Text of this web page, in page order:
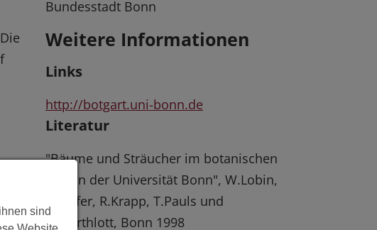
Bundesstadt Bonn
Weitere Informationen
Links
http://botgart.uni-bonn.de
Literatur
"Bäume und Sträucher im botanischen
Garten der Universität Bonn", W.Lobin,
S.Giefer, R.Krapp, T.Pauls und
W.Barthlott, Bonn 1998
sind